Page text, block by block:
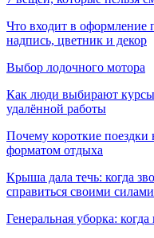
Что входит в оформление
надпись, цветник и декор
Выбор лодочного мотора
Как люди выбирают
удалённой работы
Почему короткие
форматом отдыха
Крыша дала течь: когда
справиться своими силами
Генеральная уборка: